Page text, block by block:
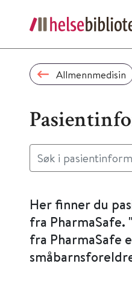
Allmennmedisin
Her finner du
fra PharmaSafe.
fra PharmaSafe